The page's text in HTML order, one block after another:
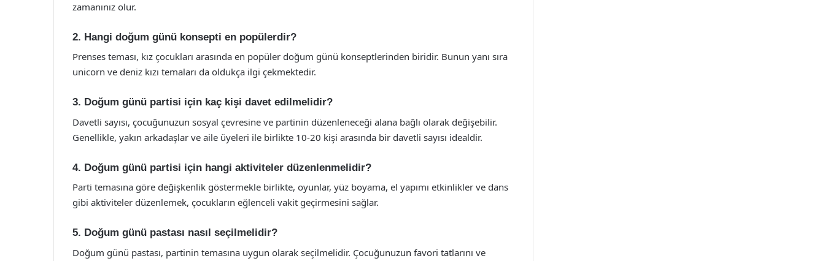
zamanınız olur.
2. Hangi doğum günü konsepti en popülerdir?
Prenses teması, kız çocukları arasında en popüler doğum günü konseptlerinden biridir. Bunun yanı sıra
unicorn ve deniz kızı temaları da oldukça ilgi çekmektedir.
3. Doğum günü partisi için kaç kişi davet edilmelidir?
Davetli sayısı, çocuğunuzun sosyal çevresine ve partinin düzenleneceği alana bağlı olarak değişebilir.
Genellikle, yakın arkadaşlar ve aile üyeleri ile birlikte 10-20 kişi arasında bir davetli sayısı idealdir.
4. Doğum günü partisi için hangi aktiviteler düzenlenmelidir?
Parti temasına göre değişkenlik göstermekle birlikte, oyunlar, yüz boyama, el yapımı etkinlikler ve dans
gibi aktiviteler düzenlemek, çocukların eğlenceli vakit geçirmesini sağlar.
5. Doğum günü pastası nasıl seçilmelidir?
Doğum günü pastası, partinin temasına uygun olarak seçilmelidir. Çocuğunuzun favori tatlarını ve